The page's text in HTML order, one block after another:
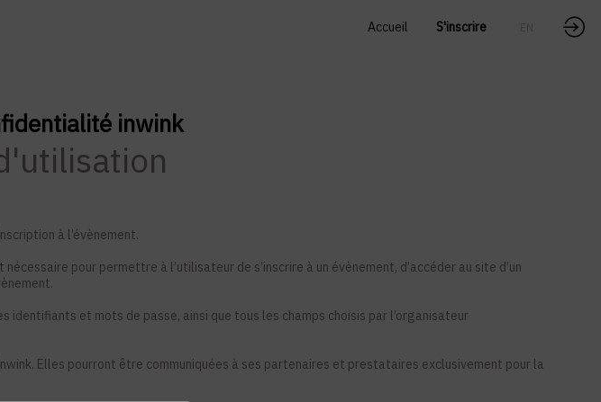
Accueil S'inscrire
inwink
à l’évènement.
pour permettre à l’utilisateur de s’inscrire à un évènement, d’accéder au site d’un
et mots de passe, ainsi que tous les champs choisis par l’organisateur
Elles pourront être communiquées à ses partenaires et prestataires exclusivement pour la